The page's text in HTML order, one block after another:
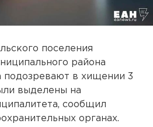
поселения
района
подозревают в хищении 3
выделены на
сообщил
органах.